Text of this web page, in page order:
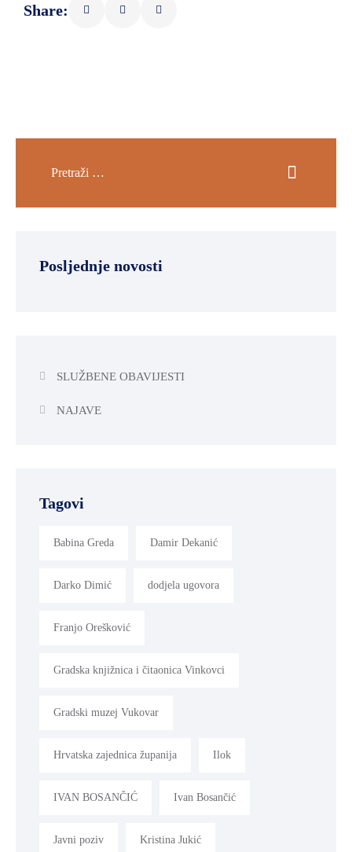
Share:
Posljednje novosti
SLUŽBENE OBAVIJESTI
NAJAVE
Tagovi
Babina Greda Damir Dekanić
Darko Dimić dodjela ugovora
Franjo Orešković
Gradska knjižnica i čitaonica Vinkovci
Gradski muzej Vukovar
Hrvatska zajednica županija Ilok
IVAN BOSANČIĆ Ivan Bosančić
Javni poziv Kristina Jukić